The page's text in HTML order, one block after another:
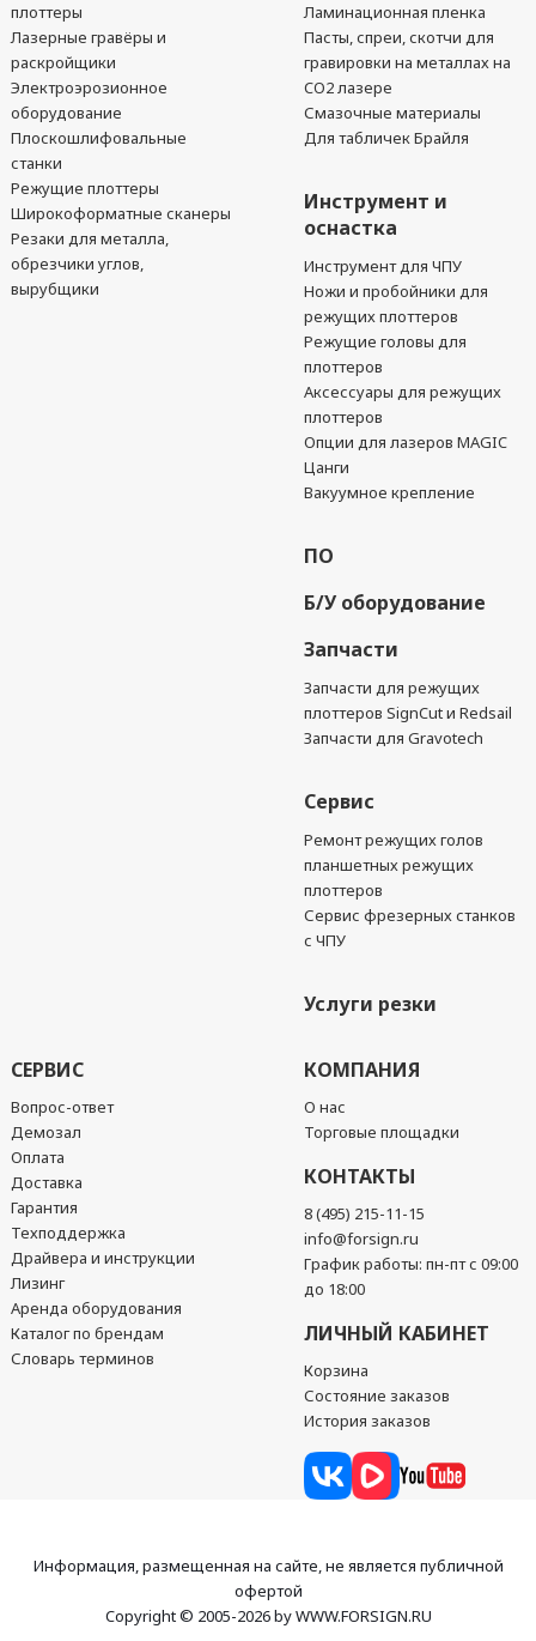
плоттеры
Лазерные гравёры и
раскройщики
Электроэрозионное
оборудование
Плоскошлифовальные
станки
Режущие плоттеры
Широкоформатные сканеры
Резаки для металла,
обрезчики углов,
вырубщики
Ламинационная пленка
Пасты, спреи, скотчи для
гравировки на металлах на
CO2 лазере
Смазочные материалы
Для табличек Брайля
Инструмент и
оснастка
Инструмент для ЧПУ
Ножи и пробойники для
режущих плоттеров
Режущие головы для
плоттеров
Аксессуары для режущих
плоттеров
Опции для лазеров MAGIC
Цанги
Вакуумное крепление
ПО
Б/У оборудование
Запчасти
Запчасти для режущих
плоттеров SignCut и Redsail
Запчасти для Gravotech
Сервис
Ремонт режущих голов
планшетных режущих
плоттеров
Сервис фрезерных станков
с ЧПУ
Услуги резки
СЕРВИС
Вопрос-ответ
Демозал
Оплата
Доставка
Гарантия
Техподдержка
Драйвера и инструкции
Лизинг
Аренда оборудования
Каталог по брендам
Словарь терминов
КОМПАНИЯ
О нас
Торговые площадки
КОНТАКТЫ
8 (495) 215-11-15
info@forsign.ru
График работы: пн-пт с 09:00
до 18:00
ЛИЧНЫЙ КАБИНЕТ
Корзина
Состояние заказов
История заказов
Информация, размещенная на сайте, не является публичной
офертой
Copyright © 2005-2026 by WWW.FORSIGN.RU